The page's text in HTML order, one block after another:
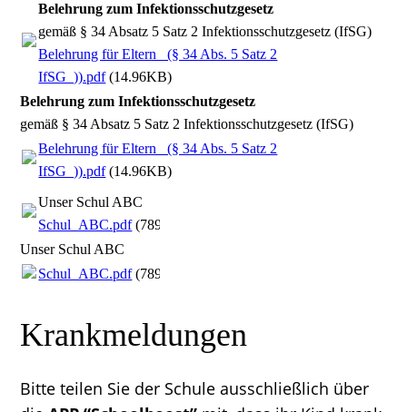
Belehrung zum Infektionsschutzgesetz
gemäß § 34 Absatz 5 Satz 2 Infektionsschutzgesetz (IfSG)
Belehrung für Eltern _(§ 34 Abs. 5 Satz 2
IfSG_)).pdf(14.96KB)
Belehrung zum Infektionsschutzgesetz
gemäß § 34 Absatz 5 Satz 2 Infektionsschutzgesetz (IfSG)
Belehrung für Eltern _(§ 34 Abs. 5 Satz 2
IfSG_)).pdf(14.96KB)
Unser Schul ABC
Schul_ABC.pdf(789.06KB)
Unser Schul ABC
Schul_ABC.pdf(789.06KB)
Krankmeldungen
Bitte teilen Sie der Schule ausschließlich über